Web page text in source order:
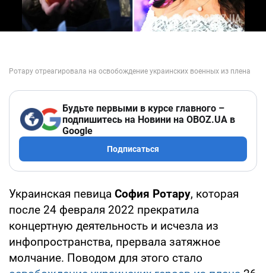
Будьте первыми в курсе главного –
подпишитесь на Новини на OBOZ.UA в
Google
Подписаться
Украинская певица София Ротару, которая
после 24 февраля 2022 прекратила
концертную деятельность и исчезла из
инфопространства, прервала затяжное
молчание. Поводом для этого стало